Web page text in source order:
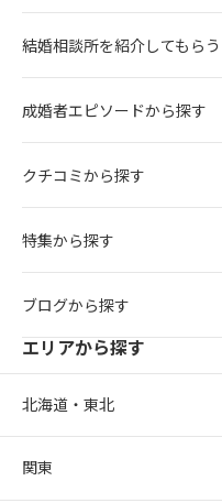
結婚相談所を紹介してもらう
成婚者エピソードから探す
クチコミから探す
特集から探す
ブログから探す
エリアから探す
北海道・東北
関東